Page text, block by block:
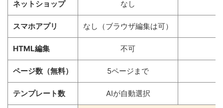
ネットショップ なし
スマホアプリ なし（ブラウザ編集は可）
HTML編集 不可
ページ数（無料） 5ページまで
テンプレート数 AIが自動選択